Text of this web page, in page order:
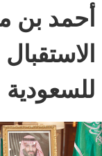
أحمد
للسعودية